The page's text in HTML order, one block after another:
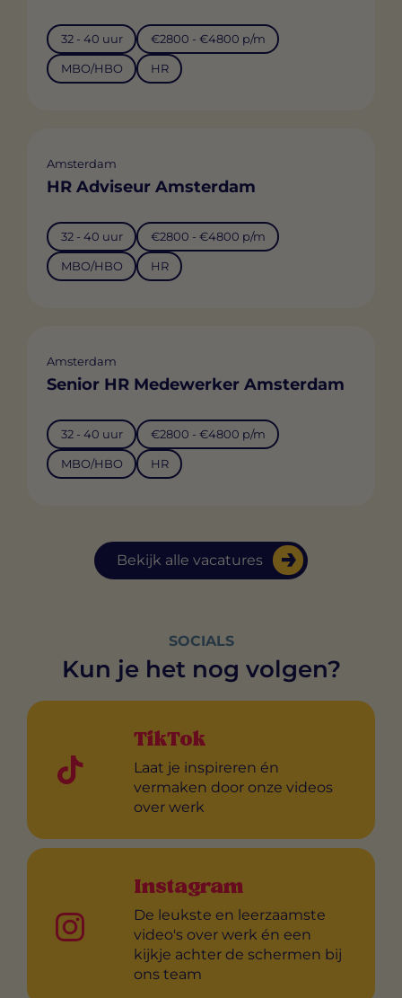
Bekijk alle vacatures
32 - 40 uur €2800 - €4800 p/m
MBO/HBO HR
Amsterdam
HR Adviseur Amsterdam
32 - 40 uur €2800 - €4800 p/m
MBO/HBO HR
Amsterdam
Senior HR Medewerker Amsterdam
32 - 40 uur €2800 - €4800 p/m
MBO/HBO HR
SOCIALS
Kun je het nog volgen?
TikTok
Laat je inspireren én
vermaken door onze videos
over werk
Instagram
De leukste en leerzaamste
video's over werk én een
kijkje achter de schermen bij
ons team